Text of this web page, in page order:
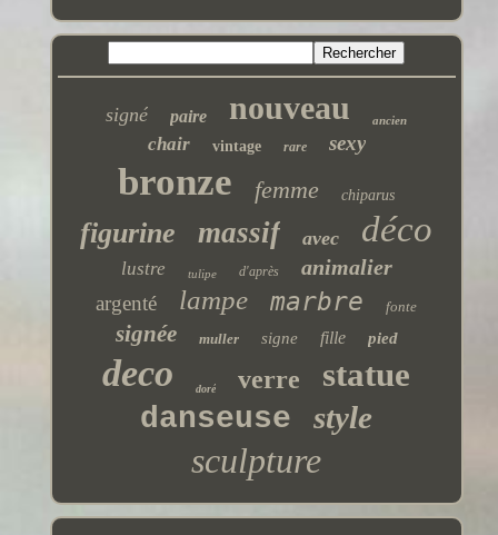
signé paire nouveau ancien
chair vintage rare sexy
bronze femme chiparus
figurine massif avec déco
lustre tulipe d'après animalier
argenté lampe marbre fonte
signée muller signe fille pied
deco doré verre statue
danseuse style
sculpture